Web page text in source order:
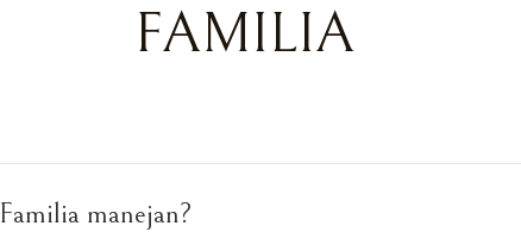
FAMILIA
manejan?